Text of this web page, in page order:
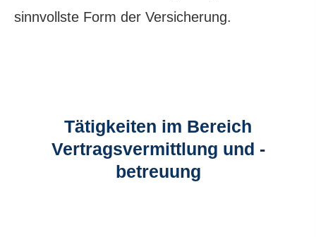
sinnvollste Form der Versicherung.
Tätigkeiten im Bereich
Vertragsvermittlung und -
betreuung